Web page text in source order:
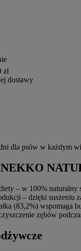
zł
dostawy
dla psów w każdym
– w 100% naturalny
– dzięki suszeniu
(83,2%) wspomaga
zębów